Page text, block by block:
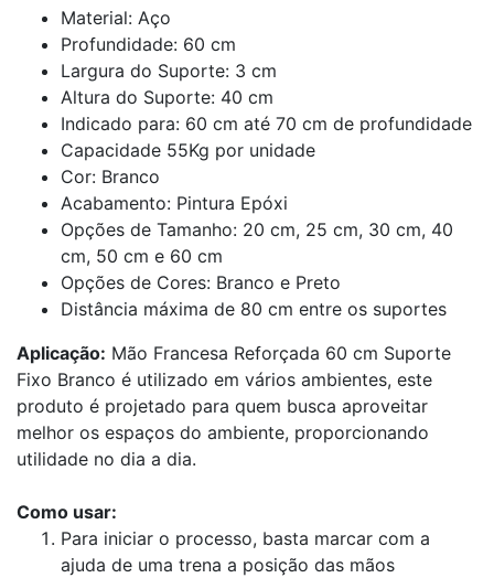
Material: Aço
Profundidade: 60 cm
Largura do Suporte: 3 cm
Altura do Suporte: 40 cm
Indicado para: 60 cm até 70 cm de profundidade
Capacidade 55Kg por unidade
Cor: Branco
Acabamento: Pintura Epóxi
Opções de Tamanho: 20 cm, 25 cm, 30 cm, 40
cm, 50 cm e 60 cm
Opções de Cores: Branco e Preto
Distância máxima de 80 cm entre os suportes
Aplicação: Mão Francesa Reforçada 60 cm Suporte
Fixo Branco é utilizado em vários ambientes, este
produto é projetado para quem busca aproveitar
melhor os espaços do ambiente, proporcionando
utilidade no dia a dia.
Como usar:
Para iniciar o processo, basta marcar com a
ajuda de uma trena a posição das mãos